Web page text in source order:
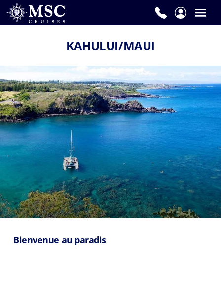
KAHULUI/MAUI
Bienvenue au paradis